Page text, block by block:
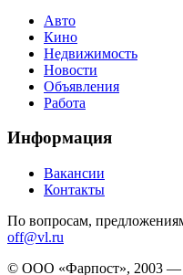
Авто
Кино
Недвижимость
Новости
Объявления
Работа
Информация
Вакансии
Контакты
По вопросам,
off@vl.ru
© ООО «Фарпост», 2003 —